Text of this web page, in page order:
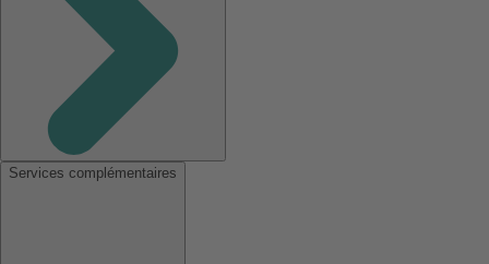
Services complémentaires